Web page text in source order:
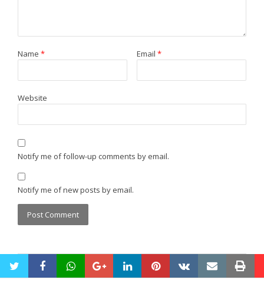
twitterfacebookwhatsapp
google+linkedinpinterestvkontakte
email
Name * Email *
Website
Notify me of follow-up comments by email.
Notify me of new posts by email.